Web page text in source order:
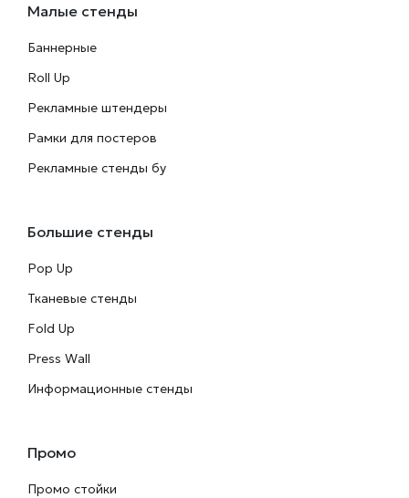
Малые стенды
Баннерные
Roll Up
Рекламные штендеры
Рамки для постеров
Рекламные стенды бу
Большие стенды
Pop Up
Тканевые стенды
Fold Up
Press Wall
Информационные стенды
Промо
Промо стойки